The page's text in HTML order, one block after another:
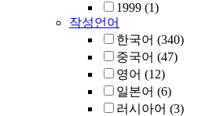
1999 (1)
작성언어
한국어 (340)
중국어 (47)
영어 (12)
일본어 (6)
러시아어 (3)